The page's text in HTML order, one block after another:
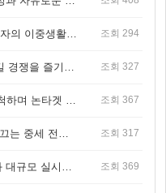
조회 294
조회 327
조회 367
조회 317
조회 369